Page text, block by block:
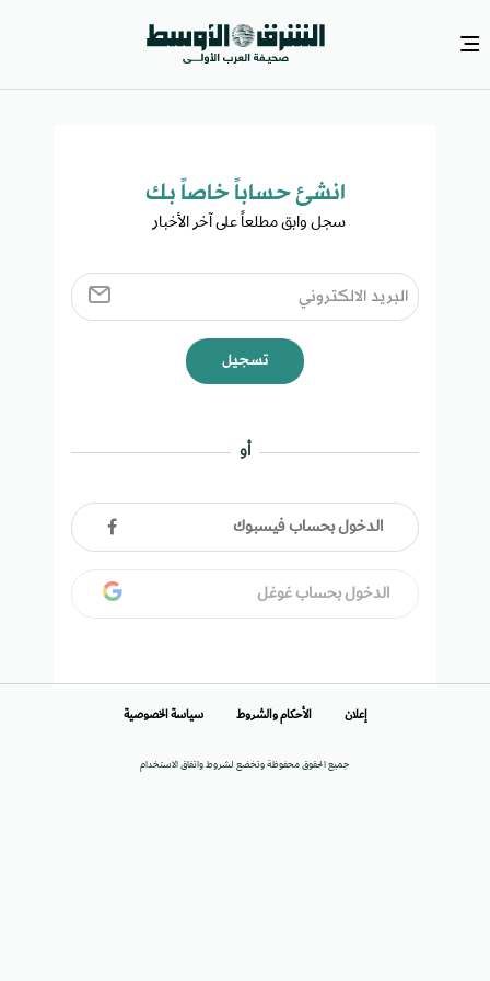
انشئ حساباً خاصاً بك​
سجل وابق مطلعاً على آخر الأخبار ​
تسجيل
أو
الدخول بحساب فيسبوك
الدخول بحساب غوغل
جميع الحقوق محفوظة وتخضع لشروط واتفاق الاستخدام
إعلان الأحكام والشروط سياسة الخصوصية